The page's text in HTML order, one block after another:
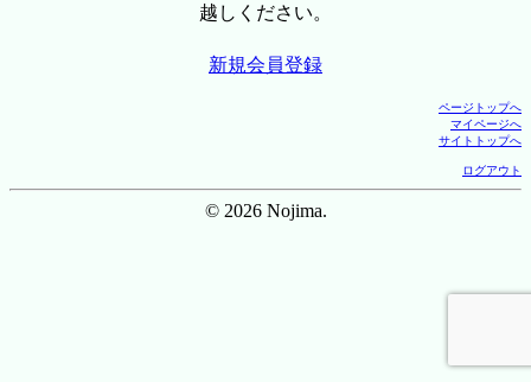
越しください。
新規会員登録
ページトップへ
マイページへ
サイトトップへ
ログアウト
© 2026 Nojima.